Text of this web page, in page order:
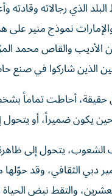
الذي رجالاته وقادته
نموذج منير
والقاص محمد
الذين شاركوا في صنع
أحاطت تماماً بشخصية
يكون ضميراً، أو
يتحول إلى
دبي الثقافي، وقد
والتقط نبض